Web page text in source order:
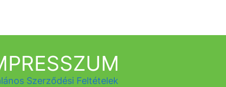
Szerződési Feltételek